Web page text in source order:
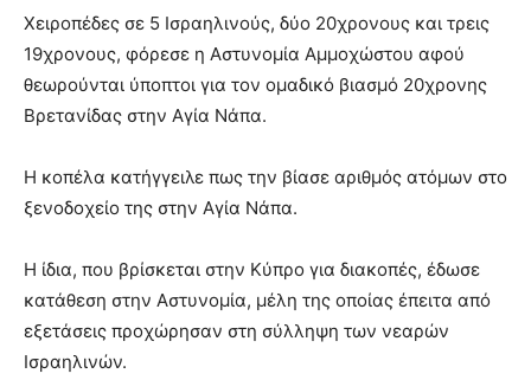
Χειροπέδες σε 5 Ισραηλινούς, δύο 20χρονους και τρεις
19χρονους, φόρεσε η Αστυνομία Αμμοχώστου αφού
θεωρούνται ύποπτοι για τον ομαδικό βιασμό 20χρονης
Βρετανίδας στην Αγία Νάπα.
Η κοπέλα κατήγγειλε πως την βίασε αριθμός ατόμων στο
ξενοδοχείο της στην Αγία Νάπα.
Η ίδια, που βρίσκεται στην Κύπρο για διακοπές, έδωσε
κατάθεση στην Αστυνομία, μέλη της οποίας έπειτα από
εξετάσεις προχώρησαν στη σύλληψη των νεαρών
Ισραηλινών.